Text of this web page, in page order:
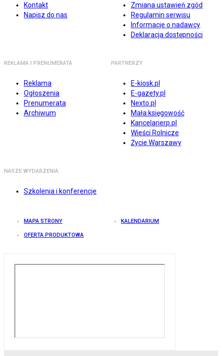
Kontakt
Napisz do nas
Zmiana ustawień zgód
Regulamin serwisu
Informacje o nadawcy
Deklaracja dostępności
REKLAMA I PRENUMERATA
Reklama
Ogłoszenia
Prenumerata
Archiwum
PARTNERZY
E-kiosk.pl
E-gazety.pl
Nexto.pl
Mała księgowość
Kancelarierp.pl
Wieści Rolnicze
Życie Warszawy
NASZE WYDARZENIA
Szkolenia i konferencje
MAPA STRONY KALENDARIUM
OFERTA PRODUKTOWA